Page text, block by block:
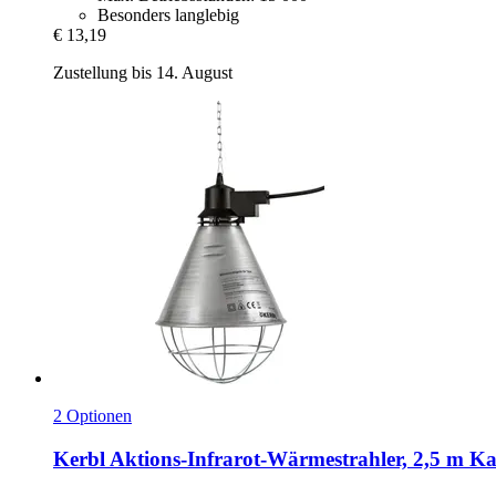
Besonders langlebig
€ 13,19
Zustellung bis 14. August
2 Optionen
Kerbl Aktions-​Infrarot-​Wärmestrahler, 2,5 m